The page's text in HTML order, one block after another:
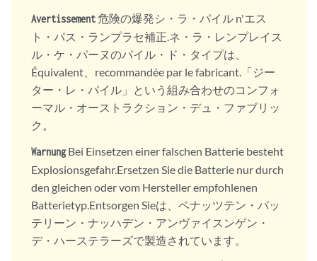
Avertissement危険の爆発シ・ラ・パイル n'エス
ト・パス・ランプラセ補正.ネ・ラ・レンプレイス
ル・ケ・パーヌのパイル・ド・タイプは、
Équivalent、recommandée par le fabricant.「ジー
ター・レ・パイル」という組み合わせのコンフォ
ーマル・オーストラクション・デュ・ファブリッ
ク。
WarnungBei Einsetzen einer falschen Batterie besteht
Explosionsgefahr.Ersetzen Sie die Batterie nur durch
den gleichen oder vom Hersteller empfohlenen
Batterietyp.Entsorgen Sieは、ベナッツテン・バッ
テリーン・ナッハデン・アンヴァイスンゲン・
デ・ハーステラーズで製造されています。